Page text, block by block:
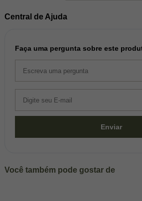
Central de Ajuda
Faça uma pergunta sobre este
Enviar
Você também pode gostar de